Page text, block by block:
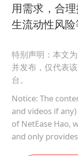
用需求，合
生流动性风险
特别声明：本文
并发布，仅代表
台。
Notice: The
and videos if
of NetEase Hao,
and only